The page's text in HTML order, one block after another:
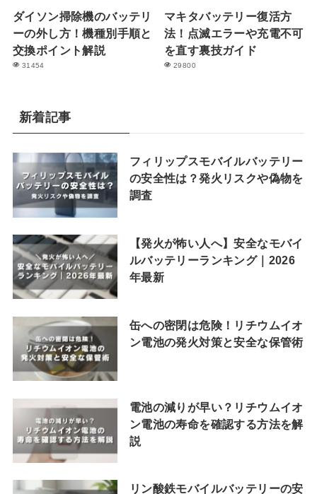
ダイソン掃除機のバッテリ
ーの外し方！機種別手順と
交換ポイント解説
31454
マキタバッテリー復活方
法！点滅エラーや充電不可
を直す裏技ガイド
29800
新着記事
フィリップスモバイルバッテリー
の安全性は？発火リスクや偽物を
調査
【発火が怖い人へ】安全なモバイ
ルバッテリーランキング｜2026
年最新
缶への密閉は危険！リチウムイオ
ン電池の発火対策と安全な保管術
電池の減りが早い？リチウムイオ
ン電池の寿命を確認する方法を解
説
リン酸鉄モバイルバッテリーの安